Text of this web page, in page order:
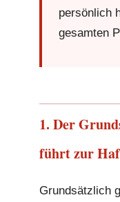
persönlich
gesamten
1. Der
führt zur
Grundsätzlich